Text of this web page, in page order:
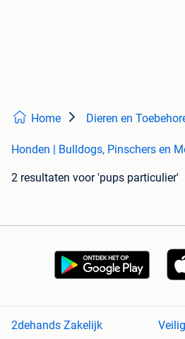
Home Dieren en
Honden | Bulldogs, Pinschers en
2 resultaten voor 'pups particulier'
2dehands Zakelijk